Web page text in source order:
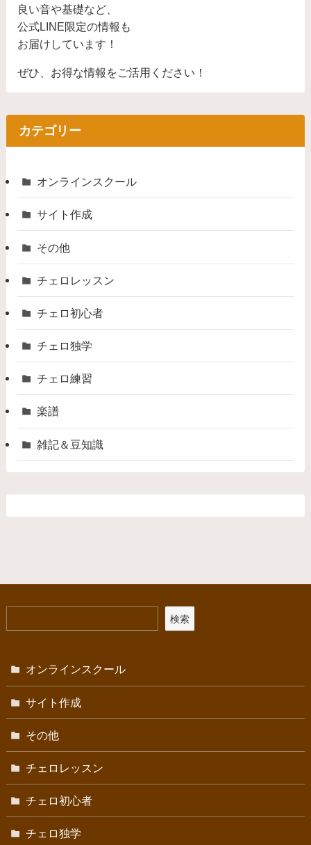
良い音や基礎など、
公式LINE限定の情報も
お届けしています！
ぜひ、お得な情報をご活用ください！
カテゴリー
オンラインスクール
サイト作成
その他
チェロレッスン
チェロ初心者
チェロ独学
チェロ練習
楽譜
雑記＆豆知識
検索
オンラインスクール
サイト作成
その他
チェロレッスン
チェロ初心者
チェロ独学